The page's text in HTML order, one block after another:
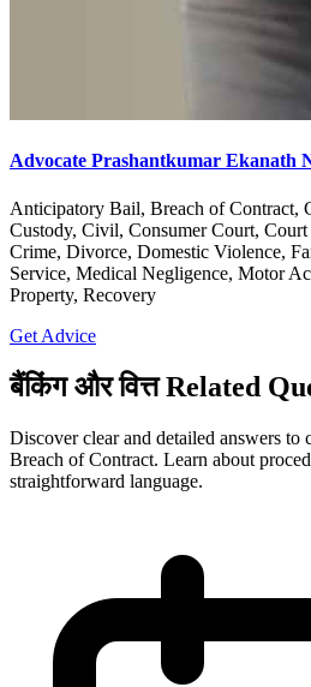
Advocate Prashantkumar Ekanath
Anticipatory Bail, Breach of Contract,
Custody, Civil, Consumer Court,
Crime, Divorce, Domestic Violence,
Service, Medical Negligence, Motor
Property, Recovery
Get Advice
बैंकिंग और वित्त Related
Discover clear and detailed answers to
Breach of Contract. Learn about
straightforward language.